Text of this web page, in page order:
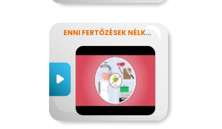
ENNI FERTŐZÉSEK NÉLKÜL